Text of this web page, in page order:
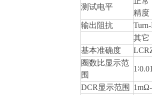
测试电平
精度
输出阻抗
其它
基本准确度
圈数比显示范
围
1 ∶
DCR 显示范围